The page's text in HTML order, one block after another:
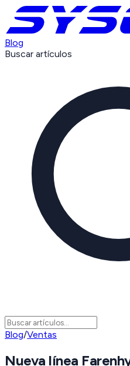
Blog
Buscar artículos
Blog/Ventas
Nueva línea